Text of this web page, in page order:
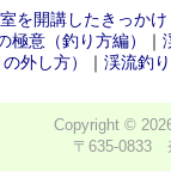
を開講したきっかけ
極意（釣り方編） ｜
外し方）
｜ 渓流釣
Copyright ©
〒635-0833